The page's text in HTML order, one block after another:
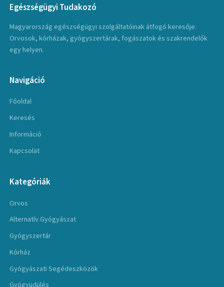
Egészségügyi Tudakozó
Magyarország egészségügyi szolgáltatóinak átfogó keresője.
Orvosok, kórházak, gyógyszertárak, fogászatok és szakrendelők
egy helyen.
Navigáció
Főoldal
Keresés
Információ
Kapcsolat
Kategóriák
Orvos
Alternatív Gyógyászat
Gyógyszertár
Kórház
Gyógyászati Segédeszközök